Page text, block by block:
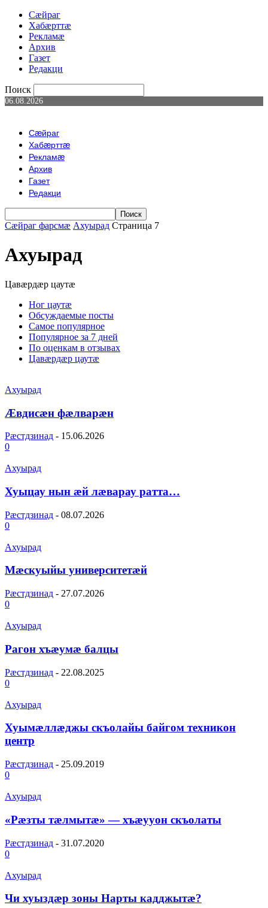
Сæйраг
Хабæрттæ
Рекламæ
Архив
Газет
Редакци
Поиск
06.08.2026
Сæйраг
Хабæрттæ
Рекламæ
Архив
Газет
Редакци
Сæйраг фарсмæ Ахуырад Страница 7
Ахуырад
Цавæрдæр цаутæ
Ног цаутæ
Обсуждаемые посты
Самое популярное
Популярное за 7 дней
По оценкам в отзывах
Цавæрдæр цаутæ
Ахуырад
Æвдисæн фæлварæн
Рæстдзинад - 15.06.2026
0
Ахуырад
Хуыцау нын æй лæварау ратта…
Рæстдзинад - 08.07.2026
0
Ахуырад
Мæскуыйы университетæй
Рæстдзинад - 27.07.2026
0
Ахуырад
Рагон хъæумæ балцы
Рæстдзинад - 22.08.2025
0
Ахуырад
Хуымӕллӕджы скъолайы байгом техникон
центр
Рæстдзинад - 25.09.2019
0
Ахуырад
«Рæзты тæлмытæ» — хъæууон скъолаты
Рæстдзинад - 31.07.2020
0
Ахуырад
Чи хуыздæр зоны Нарты кадджытæ?